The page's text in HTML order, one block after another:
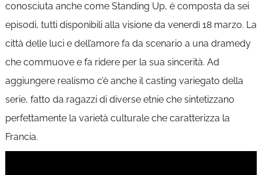
conosciuta anche come Standing Up, è composta da sei
episodi, tutti disponibili alla visione da venerdì 18 marzo. La
città delle luci e dell’amore fa da scenario a una dramedy
che commuove e fa ridere per la sua sincerità. Ad
aggiungere realismo c’è anche il casting variegato della
serie, fatto da ragazzi di diverse etnie che sintetizzano
perfettamente la varietà culturale che caratterizza la
Francia.